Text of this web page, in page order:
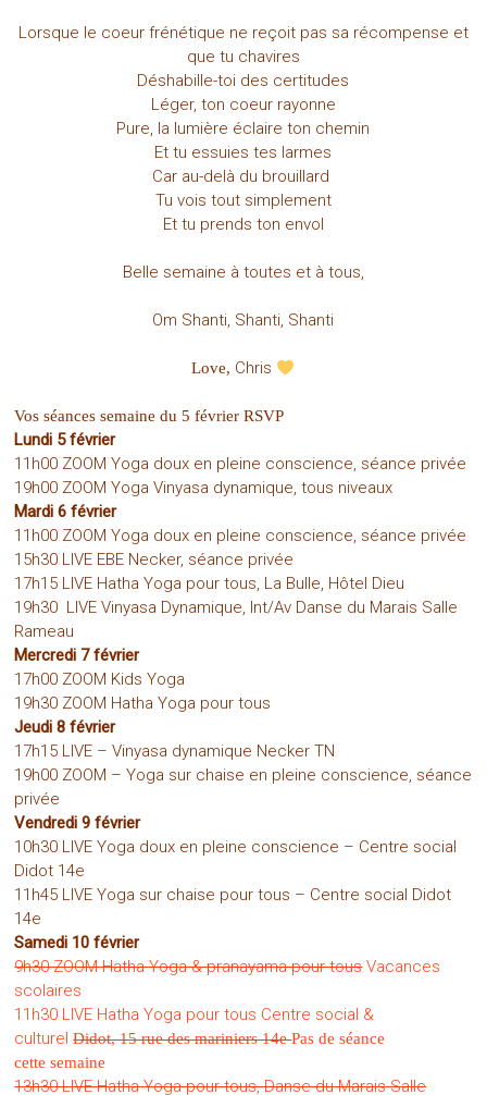
Lorsque le coeur frénétique ne reçoit pas sa récompense et
que tu chavires
Déshabille-toi des certitudes
Léger, ton coeur rayonne
Pure, la lumière éclaire ton chemin
Et tu essuies tes larmes
Car au-delà du brouillard
Tu vois tout simplement
Et tu prends ton envol
Belle semaine à toutes et à tous,
Om Shanti, Shanti, Shanti
Love, Chris
Vos séances semaine du 5 février RSVP
Lundi 5 février
11h00 ZOOM Yoga doux en pleine conscience, séance privée
19h00 ZOOM Yoga Vinyasa dynamique, tous niveaux
Mardi 6 février
11h00 ZOOM Yoga doux en pleine conscience, séance privée
15h30 LIVE EBE Necker, séance privée
17h15 LIVE Hatha Yoga pour tous, La Bulle, Hôtel Dieu
19h30 LIVE Vinyasa Dynamique, Int/Av Danse du Marais Salle
Rameau
Mercredi 7 février
17h00 ZOOM Kids Yoga
19h30 ZOOM Hatha Yoga pour tous
Jeudi 8 février
17h15 LIVE – Vinyasa dynamique Necker TN
19h00 ZOOM – Yoga sur chaise en pleine conscience, séance
privée
Vendredi 9 février
10h30 LIVE Yoga doux en pleine conscience – Centre social
Didot 14e
11h45 LIVE Yoga sur chaise pour tous – Centre social Didot
14e
Samedi 10 février
9h30 ZOOM Hatha Yoga & pranayama pour tousVacances
scolaires
11h30 LIVE Hatha Yoga pour tous Centre social &
culturelDidot, 15 rue des mariniers 14ePas de séance
cettesemaine
13h30 LIVE Hatha Yoga pour tous, Danse du Marais Salle